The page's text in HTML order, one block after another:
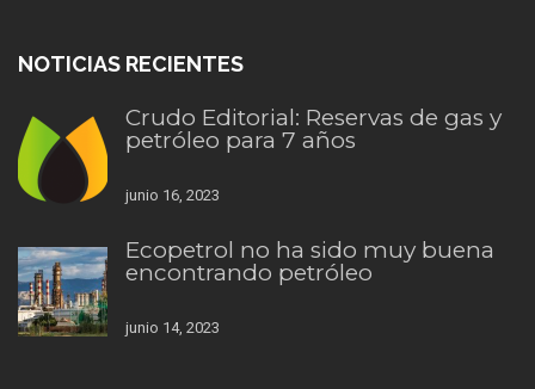
NOTICIAS RECIENTES
Crudo Editorial: Reservas de gas y
petróleo para 7 años
junio 16, 2023
Ecopetrol no ha sido muy buena
encontrando petróleo
junio 14, 2023